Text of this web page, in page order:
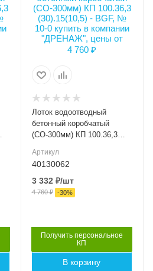
Ширина внешняя (мм)
363
Ширина внутренняя
DN300
105
Класс нагрузки
C250
Материал лотка и
решетки
Вес, кг
BGF 30
Артикул
40130062
Лоток водоотводный
бетонный коробчатый
(СО-300мм) КП 100.36,3
Артикул
40130062
3 332 ₽/шт
4 760₽ -30%
Получить персональное
КП
В корзину